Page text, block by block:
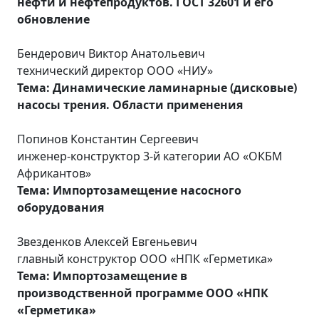
обновление
Бендерович Виктор Анатольевич
технический директор ООО «НИУ»
Тема: Динамические ламинарные (дисковые)
насосы трения. Области применения
Попинов Константин Сергеевич
инженер-конструктор 3-й категории АО «ОКБМ
Африкантов»
Тема: Импортозамещение насосного
оборудования
Звезденков Алексей Евгеньевич
главный конструктор ООО «НПК «Герметика»
Тема: Импортозамещение в
производственной программе ООО «НПК
«Герметика»